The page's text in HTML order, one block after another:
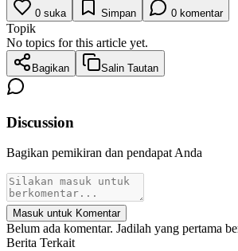
0 suka Simpan 0 komentar
Topik
No topics for this article yet.
Bagikan Salin Tautan
Discussion
Bagikan pemikiran dan pendapat Anda
Masuk untuk Komentar
Belum ada komentar. Jadilah yang pertama
Berita Terkait